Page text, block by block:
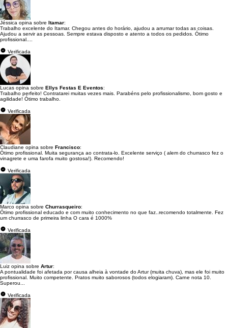
Jéssica opina sobre Itamar:
Trabalho excelente do Itamar. Chegou antes do horário, ajudou a arrumar todas as coisas.
Ajudou a servir as pessoas. Sempre estava disposto e atento a todos os pedidos. Ótimo
profissional....
Verificada
Lucas opina sobre Ellys Festas E Eventos:
Trabalho perfeito! Contratarei muitas vezes mais. Parabéns pelo profissionalismo, bom gosto e
agilidade! Ótimo trabalho.
Verificada
Claudiane opina sobre Francisco:
Ótimo profissional. Muita segurança ao contrata-lo. Excelente serviço ( alem do churrasco fez o
vinagrete e uma farofa muito gostosa!). Recomendo!
Verificada
Marco opina sobre Churrasqueiro:
Ótimo profissional educado e com muito conhecimento no que faz..recomendo totalmente. Fez
um churrasco de primeira linha O cara é 1000%
Verificada
Luiz opina sobre Artur:
A pontualidade foi afetada por causa alheia à vontade do Artur (muita chuva), mas ele foi muito
profissional. Muito competente. Pratos muito saborosos (todos elogiaram). Carne nota 10.
Superou...
Verificada